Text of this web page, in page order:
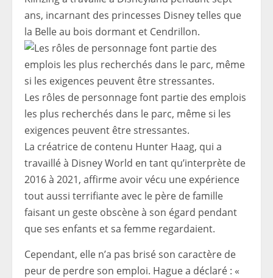
ans, incarnant des princesses Disney telles que
la Belle au bois dormant et Cendrillon.
Les rôles de personnage font partie des emplois
les plus recherchés dans le parc, même si les
exigences peuvent être stressantes.
La créatrice de contenu Hunter Haag, qui a
travaillé à Disney World en tant qu’interprète de
2016 à 2021, affirme avoir vécu une expérience
tout aussi terrifiante avec le père de famille
faisant un geste obscène à son égard pendant
que ses enfants et sa femme regardaient.
Cependant, elle n’a pas brisé son caractère de
peur de perdre son emploi. Hague a déclaré : «